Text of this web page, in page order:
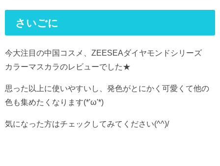
さいごに
今大注目の中国コスメ、ZEESEAダイヤモンドシリーズ
カラーマスカラのレビューでした★
思った以上に使いやすいし、発色がとにかく可愛くて他の
色も集めたくなります(*'ω'*)
気になった方はチェックしてみてください(^^)/